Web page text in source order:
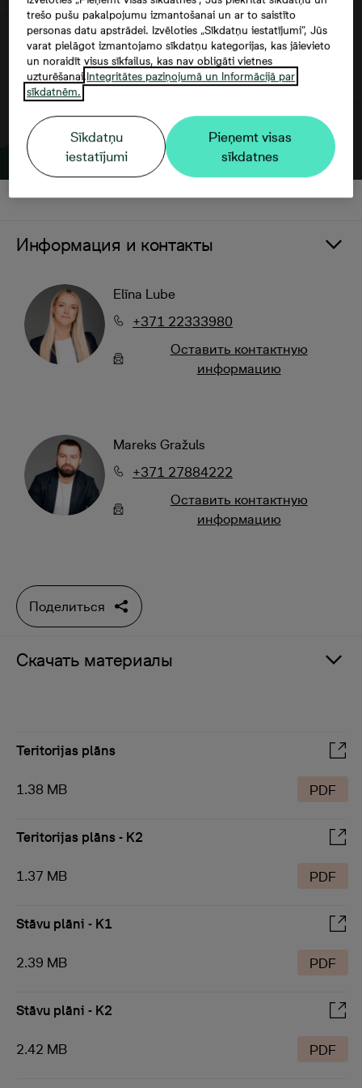
Информация и контакты
Elīna Lube
+371 22333980
Oставить контактную
информацию
Mareks Gražuls
+371 27884222
Oставить контактную
информацию
Поделиться
Скачать материалы
Teritorijas plāns
1.38 MB PDF
Teritorijas plāns - K2
1.37 MB PDF
Stāvu plāni - K1
2.39 MB PDF
Stāvu plāni - K2
2.42 MB PDF
trešo pušu pakalpojumu izmantošanai un ar to saistīto
personas datu apstrādei. Izvēloties „Sīkdatņu iestatījumi”, Jūs
varat pielāgot izmantojamo sīkdatņu kategorijas, kas jāievieto
un noraidīt visus sīkfailus, kas nav obligāti vietnes
uzturēšanai.Integritātes paziņojumā un Informācijā par
sīkdatnēm.
Sīkdatņu
iestatījumi
Pieņemt visas
sīkdatnes